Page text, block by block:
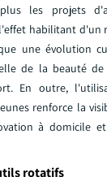
les projets
habilitant d'un
une évolution
de la beauté
En outre,
renforce la
à domicile
rotatifs